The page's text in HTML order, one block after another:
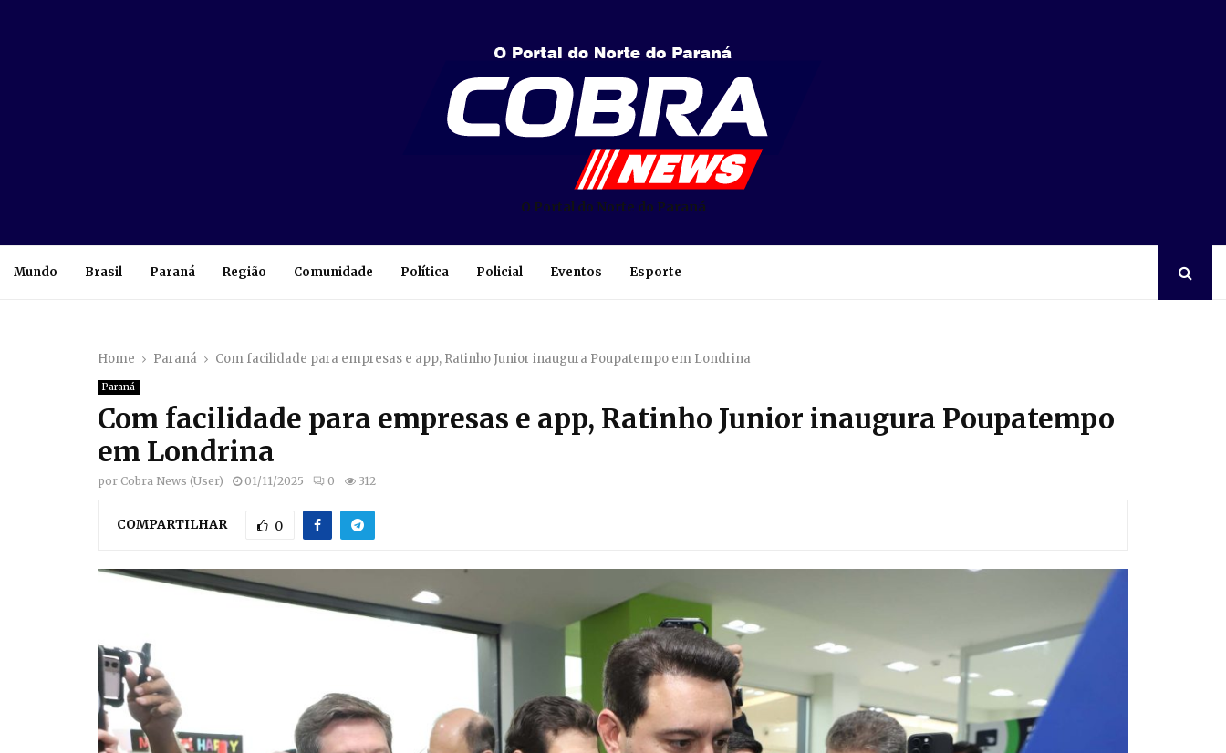
O Portal do Norte do Paraná
Mundo Brasil Paraná Região Comunidade Política Policial Eventos Esporte
Home Paraná Com facilidade para empresas e app, Ratinho Junior inaugura Poupatempo em Londrina
Paraná
Com facilidade para empresas e app, Ratinho Junior inaugura Poupatempo
em Londrina
por Cobra News (User) 01/11/2025 0 312
COMPARTILHAR 0